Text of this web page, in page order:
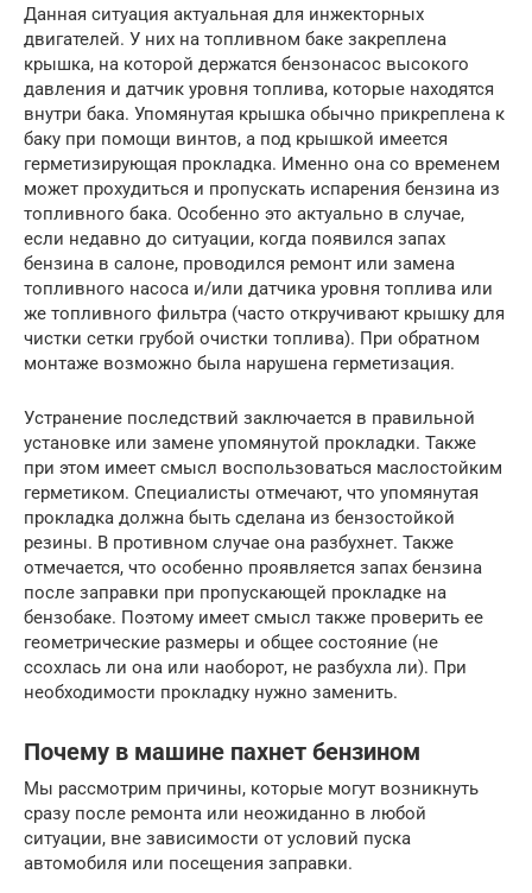
Данная ситуация актуальная для инжекторных
двигателей. У них на топливном баке закреплена
крышка, на которой держатся бензонасос высокого
давления и датчик уровня топлива, которые находятся
внутри бака. Упомянутая крышка обычно прикреплена к
баку при помощи винтов, а под крышкой имеется
герметизирующая прокладка. Именно она со временем
может прохудиться и пропускать испарения бензина из
топливного бака. Особенно это актуально в случае,
если недавно до ситуации, когда появился запах
бензина в салоне, проводился ремонт или замена
топливного насоса и/или датчика уровня топлива или
же топливного фильтра (часто откручивают крышку для
чистки сетки грубой очистки топлива). При обратном
монтаже возможно была нарушена герметизация.
Устранение последствий заключается в правильной
установке или замене упомянутой прокладки. Также
при этом имеет смысл воспользоваться маслостойким
герметиком. Специалисты отмечают, что упомянутая
прокладка должна быть сделана из бензостойкой
резины. В противном случае она разбухнет. Также
отмечается, что особенно проявляется запах бензина
после заправки при пропускающей прокладке на
бензобаке. Поэтому имеет смысл также проверить ее
геометрические размеры и общее состояние (не
ссохлась ли она или наоборот, не разбухла ли). При
необходимости прокладку нужно заменить.
Почему в машине пахнет бензином
Мы рассмотрим причины, которые могут возникнуть
сразу после ремонта или неожиданно в любой
ситуации, вне зависимости от условий пуска
автомобиля или посещения заправки.